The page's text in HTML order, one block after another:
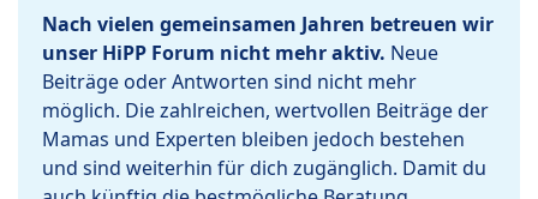
Nach vielen gemeinsamen Jahren betreuen wir
unser HiPP Forum nicht mehr aktiv. Neue
Beiträge oder Antworten sind nicht mehr
möglich. Die zahlreichen, wertvollen Beiträge der
Mamas und Experten bleiben jedoch bestehen
und sind weiterhin für dich zugänglich. Damit du